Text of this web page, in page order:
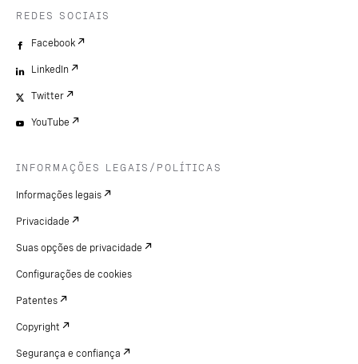
REDES SOCIAIS
Facebook
LinkedIn
Twitter
YouTube
INFORMAÇÕES LEGAIS/POLÍTICAS
Informações legais
Privacidade
Suas opções de privacidade
Configurações de cookies
Patentes
Copyright
Segurança e confiança